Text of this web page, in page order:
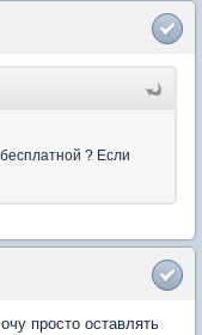
? Если
просто оставлять